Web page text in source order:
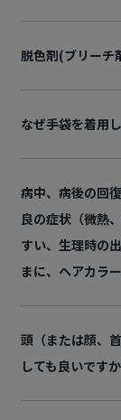
脱色剤(ブリーチ
なぜ手袋を着用
病中、病後の回
良の症状（微熱
すい、生理時の
まに、ヘアカラ
頭（または顔、
しても良いです